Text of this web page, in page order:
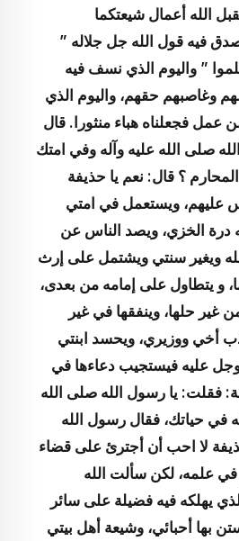
الله أعمال شيعتكما
فيه قول الله جل جلاله ”
” واليوم الذي نسف فيه
وغاصبهم حقهم، واليوم الذي
عمل فجعلناه هباء منثورا. قال
صلى الله عليه وآله وفي امتك
؟ قال: نعم يا حذيفة
عليهم، ويستعمل في امتي
درة الخزي، ويصد الناس عن
ويغير سنتي ويشتمل على إرث
و يتطاول على إمامه من بعدى،
حلها، وينفقها في غير
أخي ووزيري، ويحسد ابنتي
عليه فيستجيب دعاءها في
فقلت: يا رسول الله صلى الله
في حياتك، فقال رسول الله
لا احب أن أجترئ على قضاء
علمه، لكن سألت الله
يهلكه فيه فضيلة على سائر
بها أحبائي، وشيعة أهل بيتي